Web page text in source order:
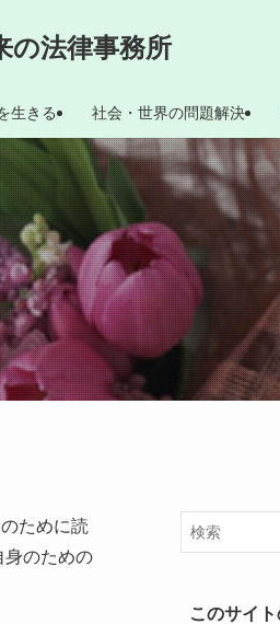
の法律事務所
生きる 社会・世界の問題解決
ために読
身のための
このサイ